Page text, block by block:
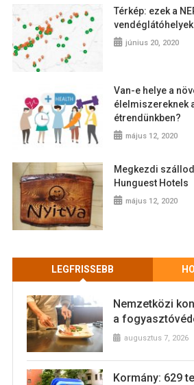
Térkép: ezek a
vendéglátóhelyek
június 20, 2020
Van-e helye a
élelmiszereknek
étrendünkben?
május 12, 2020
Megkezdi
Hunguest Hotels
május 12, 2020
LEGFRISSEBB
Nemzetközi
a
augusztus 7, 2026
Kormány: 629